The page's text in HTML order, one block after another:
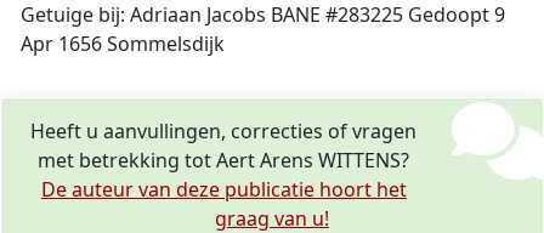
Getuige bij: Adriaan Jacobs BANE #283225 Gedoopt 9
Apr 1656 Sommelsdijk
Heeft u aanvullingen, correcties of vragen
met betrekking tot Aert Arens WITTENS?
De auteur van deze publicatie hoort het
graag van u!